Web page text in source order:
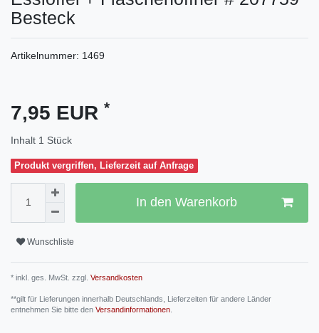
Besteck
Artikelnummer: 1469
7,95 EUR *
Inhalt 1 Stück
Produkt vergriffen, Lieferzeit auf Anfrage
In den Warenkorb
Wunschliste
* inkl. ges. MwSt. zzgl. Versandkosten
**gilt für Lieferungen innerhalb Deutschlands, Lieferzeiten für andere Länder
entnehmen Sie bitte den Versandinformationen